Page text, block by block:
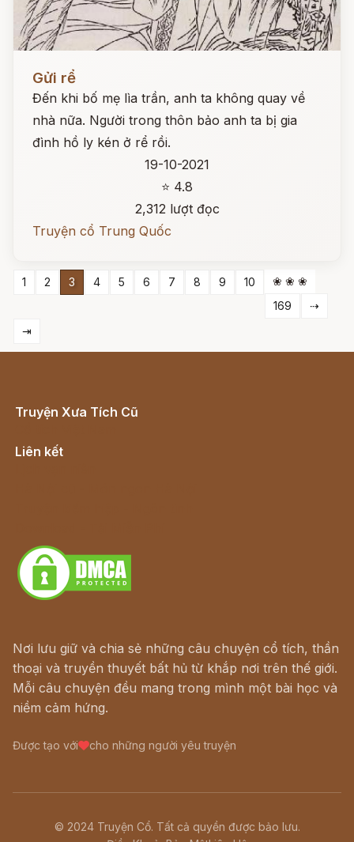
Gửi rể
Đến khi bố mẹ lìa trần, anh ta không quay về
nhà nữa. Người trong thôn bảo anh ta bị gia
đình hồ ly kén ở rể rồi.
19-10-2021
⭐ 4.8
2,312 lượt đọc
Truyện cổ Trung Quốc
1 2 3 4 5 6 7 8 9 10
❀ ❀ ❀
169
⇢
⇥
Truyện Xưa Tích Cũ
Liên kết
Nơi lưu giữ và chia sẻ những câu chuyện cổ tích, thần
thoại và truyền thuyết bất hủ từ khắp nơi trên thế giới.
Mỗi câu chuyện đều mang trong mình một bài học và
niềm cảm hứng.
Được tạo với cho những người yêu truyện
© 2024 Truyện Cổ. Tất cả quyền được bảo lưu.